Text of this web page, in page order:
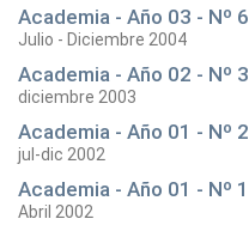
Academia - Año 03 - Nº 6
Julio - Diciembre 2004
Academia - Año 02 - Nº 3
diciembre 2003
Academia - Año 01 - Nº 2
jul-dic 2002
Academia - Año 01 - Nº 1
Abril 2002